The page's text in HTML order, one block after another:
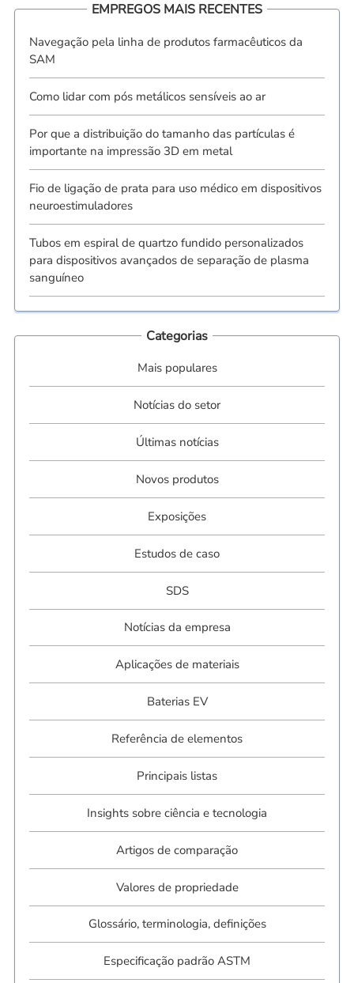
EMPREGOS MAIS RECENTES
Navegação pela linha de produtos farmacêuticos da
SAM
Como lidar com pós metálicos sensíveis ao ar
Por que a distribuição do tamanho das partículas é
importante na impressão 3D em metal
Fio de ligação de prata para uso médico em dispositivos
neuroestimuladores
Tubos em espiral de quartzo fundido personalizados
para dispositivos avançados de separação de plasma
sanguíneo
Categorias
Mais populares
Notícias do setor
Últimas notícias
Novos produtos
Exposições
Estudos de caso
SDS
Notícias da empresa
Aplicações de materiais
Baterias EV
Referência de elementos
Principais listas
Insights sobre ciência e tecnologia
Artigos de comparação
Valores de propriedade
Glossário, terminologia, definições
Especificação padrão ASTM